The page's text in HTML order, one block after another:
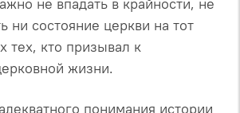
ни состояние церкви на тот
тех, кто призывал к
жизни.
понимания истории